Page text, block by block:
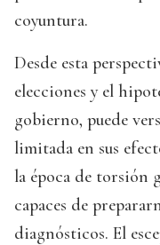
coyuntura.
Desde esta
elecciones y el
gobierno, puede
limitada en sus
la época de torsión
capaces de
diagnósticos. El